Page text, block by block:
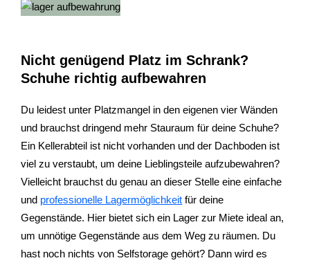
Nicht genügend Platz im Schrank?
Schuhe richtig aufbewahren
Du leidest unter Platzmangel in den eigenen vier Wänden
und brauchst dringend mehr Stauraum für deine Schuhe?
Ein Kellerabteil ist nicht vorhanden und der Dachboden ist
viel zu verstaubt, um deine Lieblingsteile aufzubewahren?
Vielleicht brauchst du genau an dieser Stelle eine einfache
und professionelle Lagermöglichkeit für deine
Gegenstände. Hier bietet sich ein Lager zur Miete ideal an,
um unnötige Gegenstände aus dem Weg zu räumen. Du
hast noch nichts von Selfstorage gehört? Dann wird es